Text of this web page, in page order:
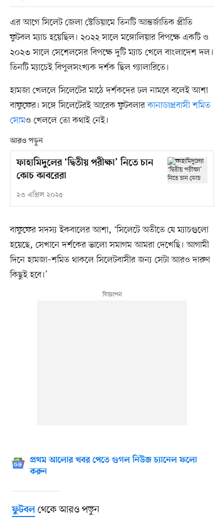
এর আগে সিলেট জেলা স্টেডিয়ামে তিনটি আন্তর্জাতিক প্রীতি
ফুটবল ম্যাচ হয়েছিল। ২০২২ সালে মঙ্গোলিয়ার বিপক্ষে একটি ও
২০২৩ সালে সেশেলসের বিপক্ষে দুটি ম্যাচ খেলে বাংলাদেশ দল।
তিনটি ম্যাচেই বিপুলসংখ্যক দর্শক ছিল গ্যালারিতে।
হামজা খেললে সিলেটের মাঠে দর্শকদের ঢল নামবে বলেই আশা
বাফুফের। সঙ্গে সিলেটেরই আরেক ফুটবলারকানাডাপ্রবাসী শমিত
সোমও খেললে তো কথাই নেই।
আরও পড়ুন
ফাহামিদুলের ‘দ্বিতীয় পরীক্ষা’ নিতে চান
কোচ কাবরেরা
২৩ এপ্রিল ২০২৫
বাফুফের সদস্য ইকবালের আশা, ‘সিলেটে অতীতে যে ম্যাচগুলো
হয়েছে, সেখানে দর্শকের ভালো সমাগম আমরা দেখেছি। আগামী
দিনে হামজা–শমিত থাকলে সিলেটবাসীর জন্য সেটা আরও দারুণ
কিছুই হবে।’
প্রথম আলোর খবর পেতে গুগল নিউজ চ্যানেল ফলো
করুন
ফুটবলথেকে আরও পড়ুন